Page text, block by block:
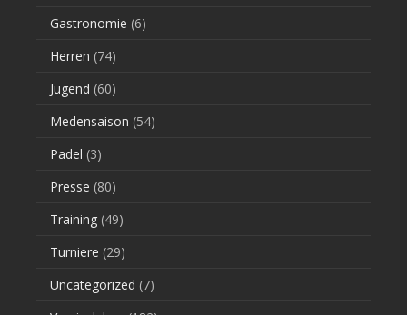
Gastronomie (6)
Herren (74)
Jugend (60)
Medensaison (54)
Padel (3)
Presse (80)
Training (49)
Turniere (29)
Uncategorized (7)